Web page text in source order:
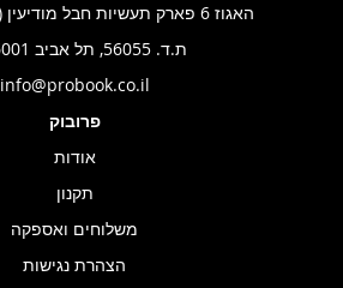
האגוז 6 פארק תעשיות חבל מודיעין (בתאום מראש)
ת.ד. 56055, תל אביב 6156001
info@probook.co.il
פרובוק
אודות
תקנון
משלוחים ואספקה
הצהרת נגישות